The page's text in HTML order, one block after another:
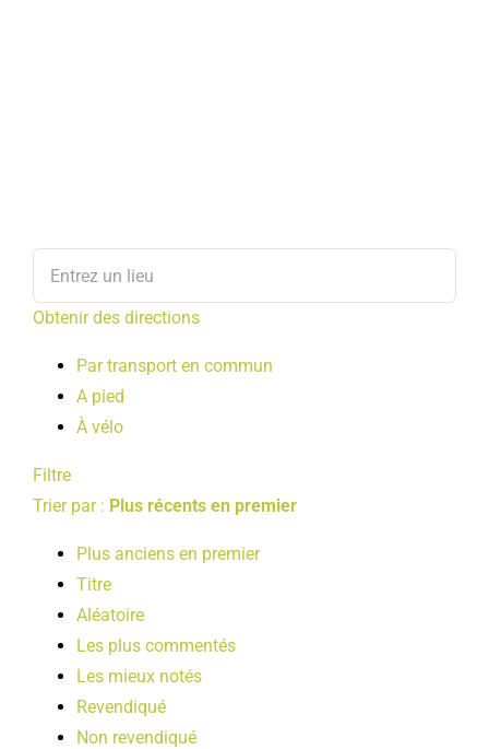
Obtenir des directions
Par transport en commun
A pied
À vélo
Filtre
Trier par : Plus récents en premier
Plus anciens en premier
Titre
Aléatoire
Les plus commentés
Les mieux notés
Revendiqué
Non revendiqué